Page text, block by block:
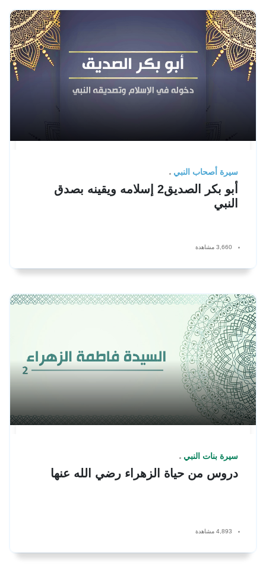
سيرة أصحاب النبي
أبو بكر الصديق2 إسلامه ويقينه بصدق
النبي
3,660 مشاهدة
سيرة بنات النبي
دروس من حياة الزهراء رضي الله عنها
4,893 مشاهدة